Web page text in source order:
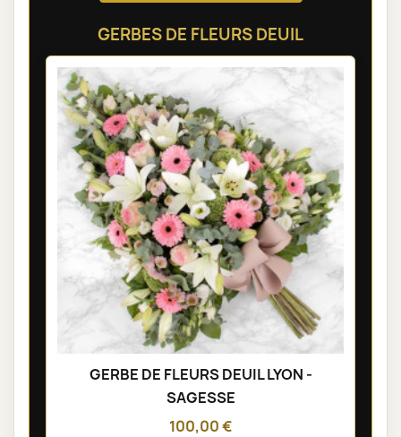
GERBES DE FLEURS DEUIL
GERBE DE FLEURS DEUIL LYON -
SAGESSE
100,00 €